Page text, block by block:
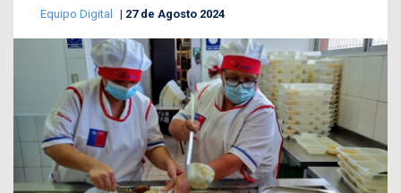
Equipo Digital 27 de Agosto 2024